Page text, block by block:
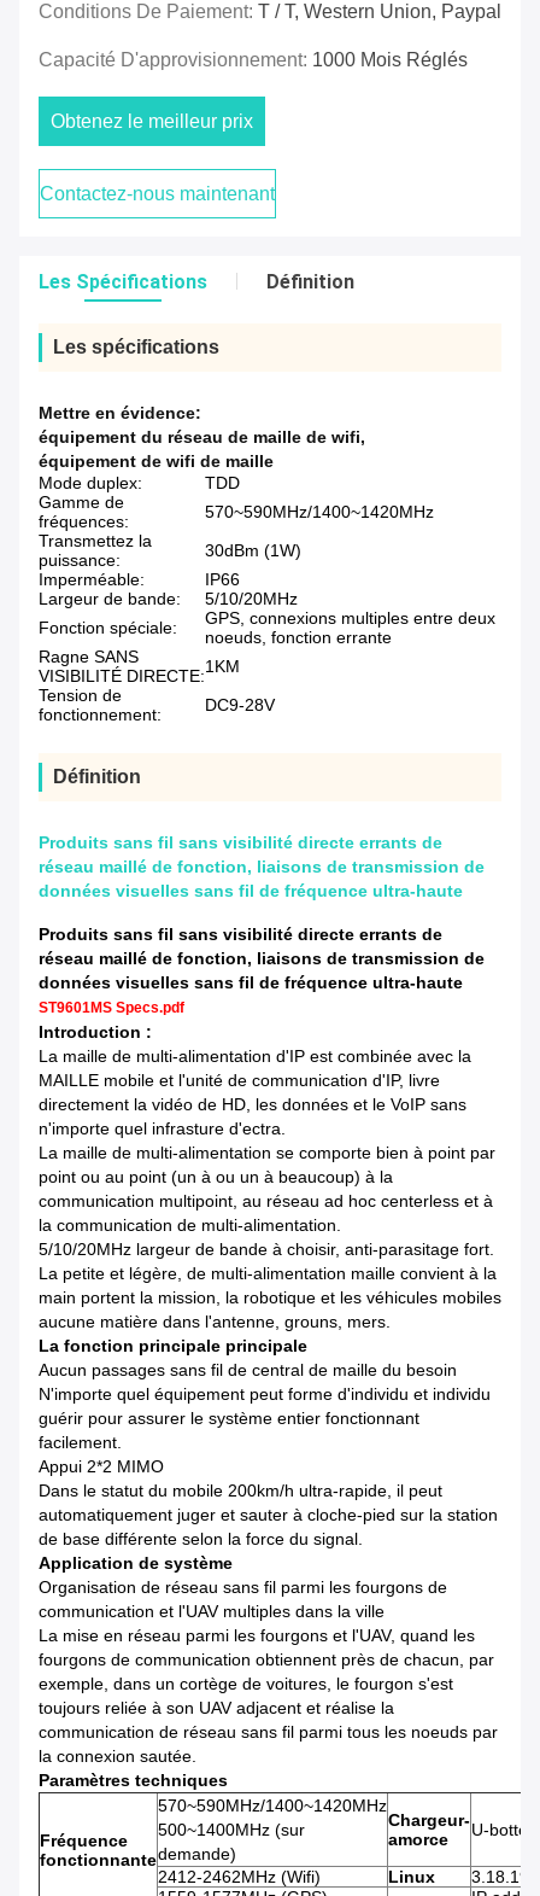
Conditions De Paiement: T / T, Western Union, Paypal
Capacité D'approvisionnement: 1000 Mois Réglés
Obtenez le meilleur prix
Contactez-nous maintenant
Les Spécifications Définition
Les spécifications
Mettre en évidence:
équipement du réseau de maille de wifi,
équipement de wifi de maille
Mode duplex:
TDD
Gamme de
fréquences:
570~590MHz/1400~1420MHz
Transmettez la
puissance:
30dBm (1W)
Imperméable:
IP66
Largeur de bande:
5/10/20MHz
Fonction spéciale:
GPS, connexions multiples entre deux
noeuds, fonction errante
Ragne SANS
VISIBILITÉ DIRECTE:1KM
Tension de
fonctionnement:
DC9-28V
Définition
Produits sans fil sans visibilité directe errants de
réseau maillé de fonction, liaisons de transmission de
données visuelles sans fil de fréquence ultra-haute
Produits sans fil sans visibilité directe errants de
réseau maillé de fonction, liaisons de transmission de
données visuelles sans fil de fréquence ultra-haute
ST9601MS Specs.pdf
Introduction :
La maille de multi-alimentation d'IP est combinée avec la
MAILLE mobile et l'unité de communication d'IP, livre
directement la vidéo de HD, les données et le VoIP sans
n'importe quel infrasture d'ectra.
La maille de multi-alimentation se comporte bien à point par
point ou au point (un à ou un à beaucoup) à la
communication multipoint, au réseau ad hoc centerless et à
la communication de multi-alimentation.
5/10/20MHz largeur de bande à choisir, anti-parasitage fort.
La petite et légère, de multi-alimentation maille convient à la
main portent la mission, la robotique et les véhicules mobiles
aucune matière dans l'antenne, grouns, mers.
La fonction principale principale
Aucun passages sans fil de central de maille du besoin
N'importe quel équipement peut forme d'individu et individu
guérir pour assurer le système entier fonctionnant
facilement.
Appui 2*2 MIMO
Dans le statut du mobile 200km/h ultra-rapide, il peut
automatiquement juger et sauter à cloche-pied sur la station
de base différente selon la force du signal.
Application de système
Organisation de réseau sans fil parmi les fourgons de
communication et l'UAV multiples dans la ville
La mise en réseau parmi les fourgons et l'UAV, quand les
fourgons de communication obtiennent près de chacun, par
exemple, dans un cortège de voitures, le fourgon s'est
toujours reliée à son UAV adjacent et réalise la
communication de réseau sans fil parmi tous les noeuds par
la connexion sautée.
Paramètres techniques
Fréquence
fonctionnante
570~590MHz/1400~1420MHz
500~1400MHz (sur
demande)
Chargeur-
amorce
U-botte
2412-2462MHz (Wifi) Linux
3.18.19